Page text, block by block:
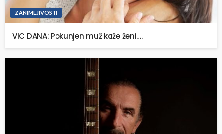
ZANIMLJIVOSTI
VIC DANA: Pokunjen muž kaže ženi….